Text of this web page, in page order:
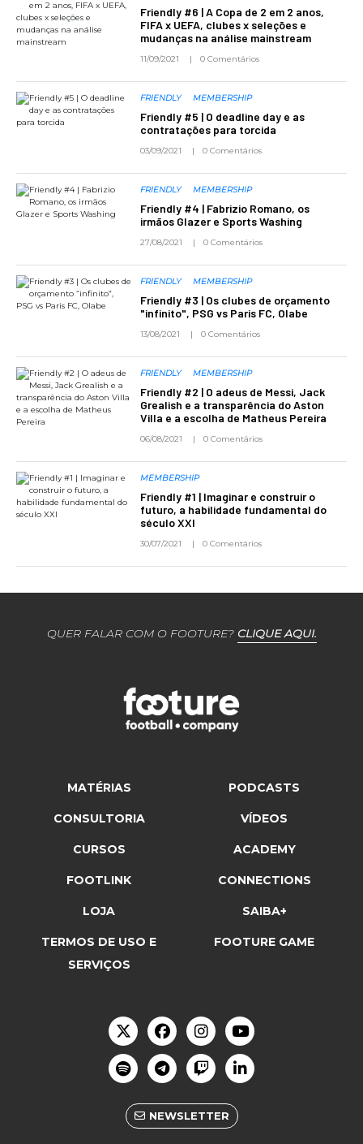
Friendly #6 | A Copa de 2 em 2 anos,
FIFA x UEFA, clubes x seleções e
mudanças na análise mainstream
11/09/2021 0 Comentários
FRIENDLY MEMBERSHIP
Friendly #5 | O deadline day e as
contratações para torcida
03/09/2021 0 Comentários
FRIENDLY MEMBERSHIP
Friendly #4 | Fabrizio Romano, os
irmãos Glazer e Sports Washing
27/08/2021 0 Comentários
FRIENDLY MEMBERSHIP
Friendly #3 | Os clubes de orçamento
"infinito", PSG vs Paris FC, Olabe
13/08/2021 0 Comentários
FRIENDLY MEMBERSHIP
Friendly #2 | O adeus de Messi, Jack
Grealish e a transparência do Aston
Villa e a escolha de Matheus Pereira
06/08/2021 0 Comentários
MEMBERSHIP
Friendly #1 | Imaginar e construir o
futuro, a habilidade fundamental do
século XXI
30/07/2021 0 Comentários
QUER FALAR COM O FOOTURE? CLIQUE AQUI.
MATÉRIAS PODCASTS
CONSULTORIA VÍDEOS
CURSOS ACADEMY
FOOTLINK CONNECTIONS
LOJA SAIBA+
TERMOS DE USO E
SERVIÇOS
FOOTURE GAME
NEWSLETTER